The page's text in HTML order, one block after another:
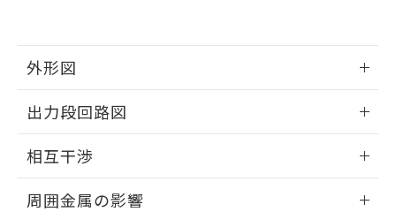
外形図
外形図
出力段回路図
出力段回路図
相互干渉
周囲金属の影響
※当社の共同利用者とは、"個人情報
の共同利用に関して"
用者の範囲」に記載されている法人を
とができます。
EU RoHS指令（10物質）の非含有証明書
51物質の非含有証明書（当社基準）
※本証明書は発行日時点で非含有を証明す
ものではありません。
また、RoHS指令のフタル酸エステル類４
物質の対応では、対応完了までの期間は出